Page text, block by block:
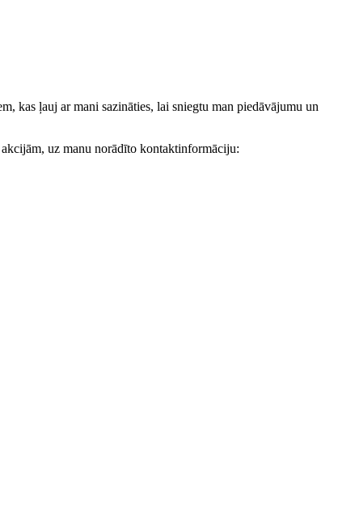
kas ļauj ar mani sazināties, lai sniegtu man piedāvājumu un
uz manu norādīto kontaktinformāciju: